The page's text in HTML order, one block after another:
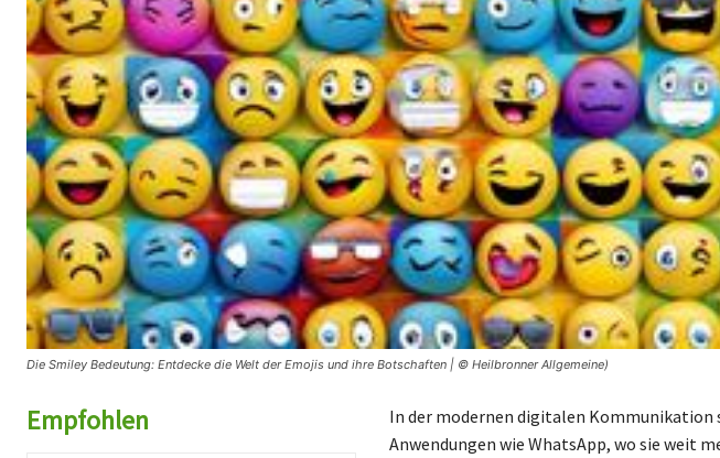
Die Smiley Bedeutung: Entdecke die Welt der Emojis und ihre Botschaften | © Heilbronner Allgemeine)
Empfohlen
In der modernen digitalen Kommunikation
Anwendungen wie WhatsApp, wo sie weit